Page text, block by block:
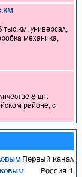
тыс.км, универсал,
механика,
8 шт.
районе, с
Первый канал
Россия 1